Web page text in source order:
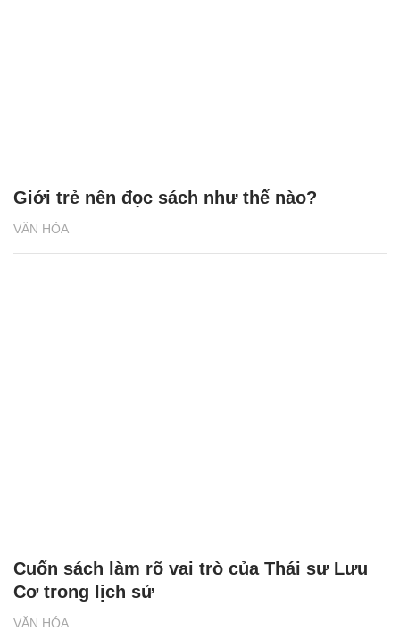
VĂN HÓA
Giới trẻ nên đọc sách như thế nào?
VĂN HÓA
Cuốn sách làm rõ vai trò của Thái sư Lưu
Cơ trong lịch sử